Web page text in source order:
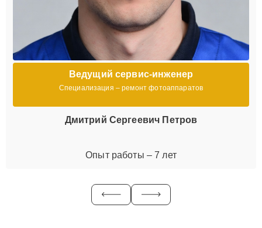
Ведущий сервис-инженер
Специализация – ремонт фотоаппаратов
Дмитрий Сергеевич Петров
Опыт работы – 7 лет